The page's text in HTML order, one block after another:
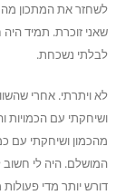
לשחזר את המתכון
שאני זוכרת. תמיד
לבלתי נשכחת.
לא ויתרתי. אחרי
ושיחקתי עם הכמויות
מהכמון ושיחקתי עם
המושלם. היה לי חשוב
דורש יותר מדי